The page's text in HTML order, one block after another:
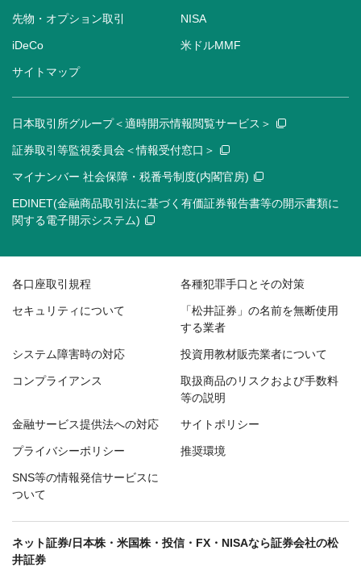
先物・オプション取引 NISA
iDeCo 米ドルMMF
サイトマップ
日本取引所グループ＜適時開示情報閲覧サービス＞
証券取引等監視委員会＜情報受付窓口＞
マイナンバー 社会保障・税番号制度(内閣官房)
EDINET(金融商品取引法に基づく有価証券報告書等の開示書類に
関する電子開示システム)
各口座取引規程 各種犯罪手口とその対策
セキュリティについて
「松井証券」の名前を無断使用
する業者
システム障害時の対応 投資用教材販売業者について
コンプライアンス
取扱商品のリスクおよび手数料
等の説明
金融サービス提供法への対応 サイトポリシー
プライバシーポリシー 推奨環境
SNS等の情報発信サービスに
ついて
ネット証券/日本株・米国株・投信・FX・NISAなら証券会社の松
井証券